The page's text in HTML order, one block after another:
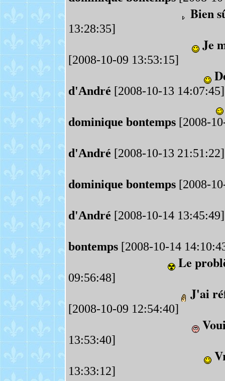
Bien
13:28:35]
Je
[2008-10-09 13:53:15]
d'André [2008-10-13 14:07:45]
dominique bontemps[2008-
d'André [2008-10-13 21:51:22]
dominique bontemps[2008-
d'André [2008-10-14 13:45:49]
bontemps[2008-10-14
Le
09:56:48]
J'ai
[2008-10-09 12:54:40]
13:53:40]
13:33:12]